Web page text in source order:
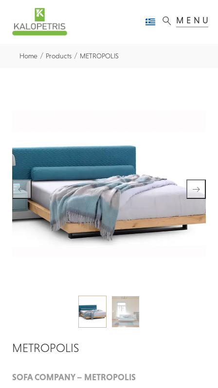
MENU
Home / Products / METROPOLIS
METROPOLIS
SOFA COMPANY – METROPOLIS